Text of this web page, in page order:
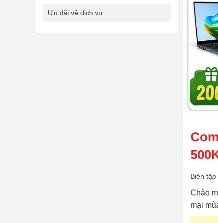
Ưu đãi về dịch vụ
Biên tập
Chào
mại